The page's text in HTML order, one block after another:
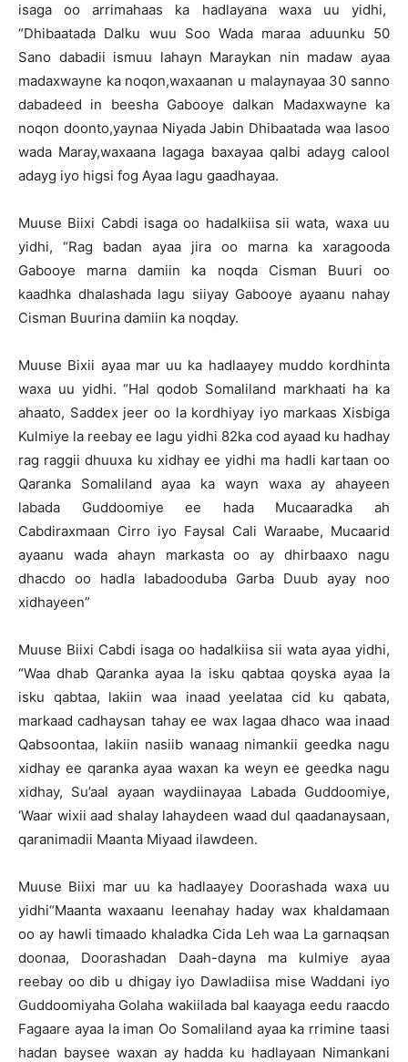
isaga oo arrimahaas ka hadlayana waxa uu yidhi,
“Dhibaatada Dalku wuu Soo Wada maraa aduunku 50
Sano dabadii ismuu lahayn Maraykan nin madaw ayaa
madaxwayne ka noqon,waxaanan u malaynayaa 30 sanno
dabadeed in beesha Gabooye dalkan Madaxwayne ka
noqon doonto,yaynaa Niyada Jabin Dhibaatada waa lasoo
wada Maray,waxaana lagaga baxayaa qalbi adayg calool
adayg iyo higsi fog Ayaa lagu gaadhayaa.
Muuse Biixi Cabdi isaga oo hadalkiisa sii wata, waxa uu
yidhi, “Rag badan ayaa jira oo marna ka xaragooda
Gabooye marna damiin ka noqda Cisman Buuri oo
kaadhka dhalashada lagu siiyay Gabooye ayaanu nahay
Cisman Buurina damiin ka noqday.
Muuse Bixii ayaa mar uu ka hadlaayey muddo kordhinta
waxa uu yidhi. “Hal qodob Somaliland markhaati ha ka
ahaato, Saddex jeer oo la kordhiyay iyo markaas Xisbiga
Kulmiye la reebay ee lagu yidhi 82ka cod ayaad ku hadhay
rag raggii dhuuxa ku xidhay ee yidhi ma hadli kartaan oo
Qaranka Somaliland ayaa ka wayn waxa ay ahayeen
labada Guddoomiye ee hada Mucaaradka ah
Cabdiraxmaan Cirro iyo Faysal Cali Waraabe, Mucaarid
ayaanu wada ahayn markasta oo ay dhirbaaxo nagu
dhacdo oo hadla labadooduba Garba Duub ayay noo
xidhayeen”
Muuse Biixi Cabdi isaga oo hadalkiisa sii wata ayaa yidhi,
“Waa dhab Qaranka ayaa la isku qabtaa qoyska ayaa la
isku qabtaa, lakiin waa inaad yeelataa cid ku qabata,
markaad cadhaysan tahay ee wax lagaa dhaco waa inaad
Qabsoontaa, lakiin nasiib wanaag nimankii geedka nagu
xidhay ee qaranka ayaa waxan ka weyn ee geedka nagu
xidhay, Su’aal ayaan waydiinayaa Labada Guddoomiye,
‘Waar wixii aad shalay lahaydeen waad dul qaadanaysaan,
qaranimadii Maanta Miyaad ilawdeen.
Muuse Biixi mar uu ka hadlaayey Doorashada waxa uu
yidhi“Maanta waxaanu leenahay haday wax khaldamaan
oo ay hawli timaado khaladka Cida Leh waa La garnaqsan
doonaa, Doorashadan Daah-dayna ma kulmiye ayaa
reebay oo dib u dhigay iyo Dawladiisa mise Waddani iyo
Guddoomiyaha Golaha wakiilada bal kaayaga eedu raacdo
Fagaare ayaa la iman Oo Somaliland ayaa ka rrimine taasi
hadan baysee waxan ay hadda ku hadlayaan Nimankani